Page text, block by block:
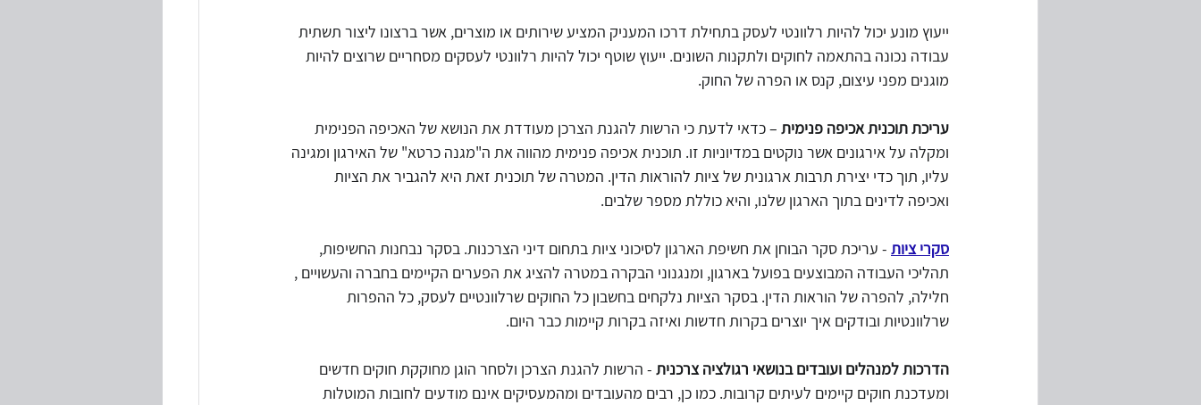
ייעוץ מונע יכול להיות רלוונטי לעסק בתחילת דרכו המעניק המציע שירותים או מוצרים, אשר ברצונו ליצור תשתית
עבודה נכונה בהתאמה לחוקים ולתקנות השונים. ייעוץ שוטף יכול להיות רלוונטי לעסקים מסחריים שרוצים להיות
מוגנים מפני עיצום, קנס או הפרה של החוק.
עריכת תוכנית אכיפה פנימית – כדאי לדעת כי הרשות להגנת הצרכן מעודדת את הנושא של האכיפה הפנימית
ומקלה על אירגונים אשר נוקטים במדיוניות זו. תוכנית אכיפה פנימית מהווה את ה"מגנה כרטא" של האירגון ומגינה
עליו, תוך כדי יצירת תרבות ארגונית של ציות להוראות הדין. המטרה של תוכנית זאת היא להגביר את הציות
ואכיפה לדינים בתוך הארגון שלנו, והיא כוללת מספר שלבים.
סקרי ציות - עריכת סקר הבוחן את חשיפת הארגון לסיכוני ציות בתחום דיני הצרכנות. בסקר נבחנות החשיפות,
תהליכי העבודה המבוצעים בפועל בארגון, ומנגנוני הבקרה במטרה להציג את הפערים הקיימים בחברה והעשויים ,
חלילה, להפרה של הוראות הדין. בסקר הציות נלקחים בחשבון כל החוקים שרלוונטיים לעסק, כל ההפרות
שרלוונטיות ובודקים איך יוצרים בקרות חדשות ואיזה בקרות קיימות כבר היום.
הדרכות למנהלים ועובדים בנושאי רגולציה צרכנית - הרשות להגנת הצרכן ולסחר הוגן מחוקקת חוקים חדשים
ומעדכנת חוקים קיימים לעיתים קרובות. כמו כן, רבים מהעובדים ומהמעסיקים אינם מודעים לחובות המוטלות